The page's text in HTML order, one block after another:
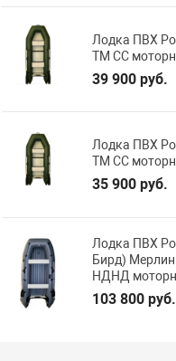
Лодка ПВХ
ТМ СС
39 900 руб.
Лодка ПВХ
ТМ СС
35 900 руб.
Лодка ПВХ
Бирд)
НДНД
103 800 руб.